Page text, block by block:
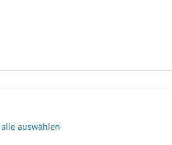
alle auswählen